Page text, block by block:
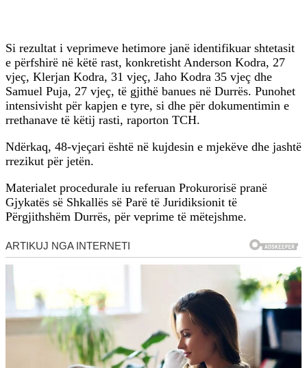
Si rezultat i veprimeve hetimore janë identifikuar shtetasit
e përfshirë në këtë rast, konkretisht Anderson Kodra, 27
vjeç, Klerjan Kodra, 31 vjeç, Jaho Kodra 35 vjeç dhe
Samuel Puja, 27 vjeç, të gjithë banues në Durrës. Punohet
intensivisht për kapjen e tyre, si dhe për dokumentimin e
rrethanave të këtij rasti, raporton TCH.
Ndërkaq, 48-vjeçari është në kujdesin e mjekëve dhe jashtë
rrezikut për jetën.
Materialet procedurale iu referuan Prokurorisë pranë
Gjykatës së Shkallës së Parë të Juridiksionit të
Përgjithshëm Durrës, për veprime të mëtejshme.